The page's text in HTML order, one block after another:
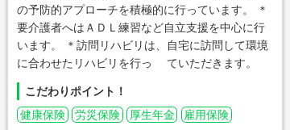
の予防的アプローチを積極的に行っています。 ＊
要介護者へはＡＤＬ練習など自立支援を中心に行
います。 ＊訪問リハビリは、自宅に訪問して環境
に合わせたリハビリを行っ ていただきます。
こだわりポイント！
健康保険
労災保険 厚生年金 雇用保険